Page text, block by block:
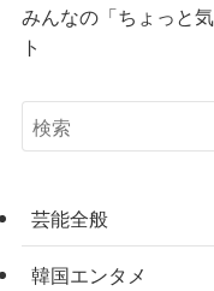
みんなの「ちょっと
ト
芸能全般
韓国エンタメ